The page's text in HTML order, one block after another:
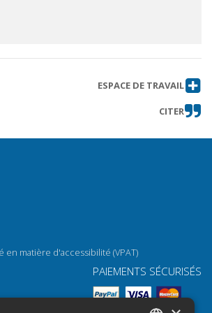
ESPACE DE TRAVAIL
CITER
matière d'accessibilité (VPAT)
PAIEMENTS SÉCURISÉS